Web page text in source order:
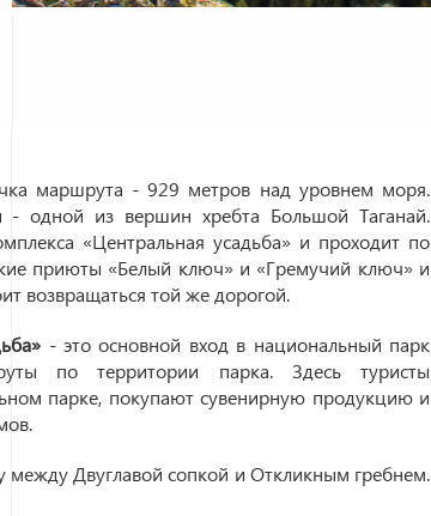
маршрута - 929 метров над уровнем моря.
одной из вершин хребта Большой Таганай.
«Центральная усадьба» и проходит по
приюты «Белый ключ» и «Гремучий ключ» и
возвращаться той же дорогой.
- это основной вход в национальный парк
по территории парка. Здесь туристы
парке, покупают сувенирную продукцию и
между Двуглавой сопкой и Откликным гребнем.